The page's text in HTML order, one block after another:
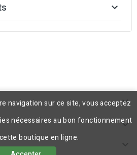




navigation sur ce site, vous acceptez
nécessaires au bon fonctionnement
boutique en ligne.